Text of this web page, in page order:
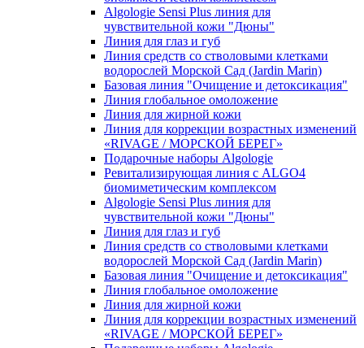
Algologie Sensi Plus линия для
чувcтвительной кожи "Дюны"
Линия для глаз и губ
Линия средств со стволовыми клетками
водорослей Морской Сад (Jardin Marin)
Базовая линия "Очищение и детоксикация"
Линия глобальное омоложение
Линия для жирной кожи
Линия для коррекции возрастных изменений
«RIVAGE / МОРСКОЙ БЕРЕГ»
Подарочные наборы Algologie
Ревитализирующая линия с ALGO4
биомиметическим комплексом
Algologie Sensi Plus линия для
чувcтвительной кожи "Дюны"
Линия для глаз и губ
Линия средств со стволовыми клетками
водорослей Морской Сад (Jardin Marin)
Базовая линия "Очищение и детоксикация"
Линия глобальное омоложение
Линия для жирной кожи
Линия для коррекции возрастных изменений
«RIVAGE / МОРСКОЙ БЕРЕГ»